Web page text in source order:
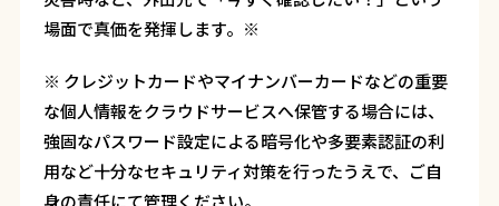
場面で真価を発揮します。※
※ クレジットカードやマイナンバーカードなどの重要
な個人情報をクラウドサービスへ保管する場合には、
強固なパスワード設定による暗号化や多要素認証の利
用など十分なセキュリティ対策を行ったうえで、ご自
身の責任にて管理ください。